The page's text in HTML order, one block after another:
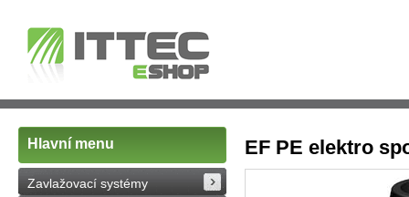
Hlavní menu
Zavlažovací systémy
EF PE elektro